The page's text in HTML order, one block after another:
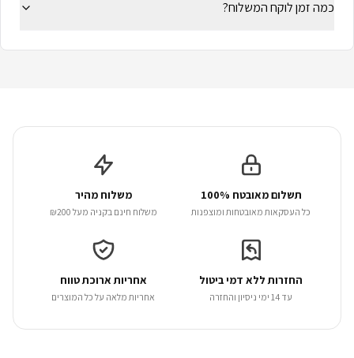
כמה זמן לוקח המשלוח?
תשלום מאובטח 100%
כל העסקאות מאובטחות ומוצפנות
משלוח מהיר
משלוח חינם בקניה מעל ₪200
החזרות ללא דמי ביטול
עד 14 ימי ניסיון והחזרה
אחריות ארוכת טווח
אחריות מלאה על כל המוצרים